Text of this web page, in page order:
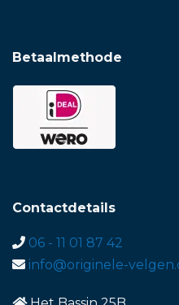
Betaalmethode
Contactdetails
06 - 11 01 87 42
info@originele-